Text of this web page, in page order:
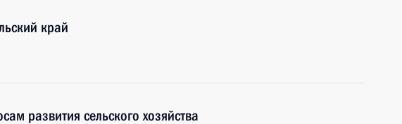
край
развития сельского хозяйства